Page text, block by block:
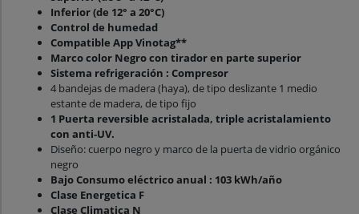
Inferior (de 12° a 20°C)
Control de humedad
Compatible App Vinotag**
Marco color Negro con tirador en parte superior
Sistema refrigeración : Compresor
4 bandejas de madera (haya), de tipo deslizante 1 medio
estante de madera, de tipo fijo
1 Puerta reversible acristalada, triple acristalamiento
con anti-UV.
Diseño: cuerpo negro y marco de la puerta de vidrio orgánico
negro
Bajo Consumo eléctrico anual : 103 kWh/año
Clase Energetica F
Clase Climatica N